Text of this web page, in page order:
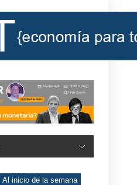
Al inicio de la semana